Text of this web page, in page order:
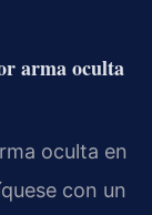
arma oculta
oculta en
con un